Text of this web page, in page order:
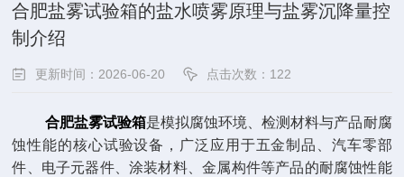
合肥盐雾试验箱的盐水喷雾原理与盐雾沉降量控
制介绍
更新时间：2026-06-20 点击次数：122
合肥盐雾试验箱是模拟腐蚀环境、检测材料与产品耐腐
蚀性能的核心试验设备，广泛应用于五金制品、汽车零部
件、电子元器件、涂装材料、金属构件等产品的耐腐蚀性能